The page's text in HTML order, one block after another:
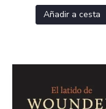
Añadir a cesta